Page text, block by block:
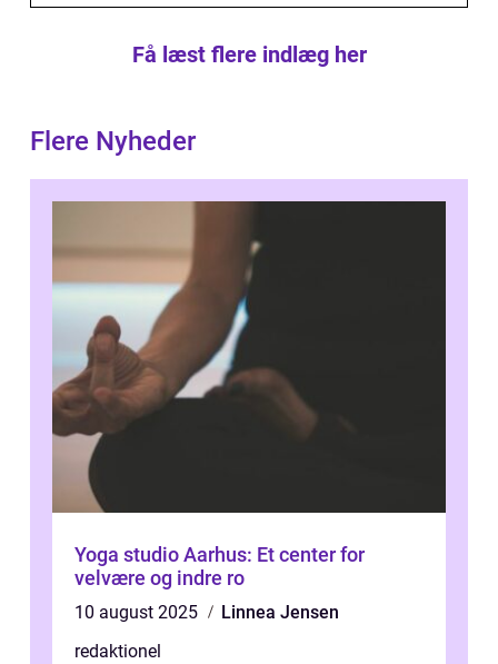
Få læst flere indlæg her
Flere Nyheder
Yoga studio Aarhus: Et center for
velvære og indre ro
10 august 2025
Linnea Jensen
redaktionel